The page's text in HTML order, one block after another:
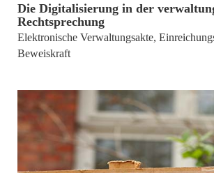
Die Digitalisierung in der
Rechtsprechung
Elektronische Verwaltungsakte,
Beweiskraft